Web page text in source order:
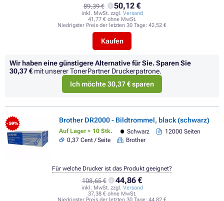
89,39 € 50,12 €
inkl. MwSt. zzgl. Versand
41,77 € ohne MwSt.
Niedrigster Preis der letzten 30 Tage: 42,52 €
Kaufen
Wir haben eine günstigere Alternative für Sie.Sparen Sie
30,37 € mit unserer TonerPartner Druckerpatrone.
Ich möchte 30,37 € sparen
- 59% Brother DR2000 - Bildtrommel, black (schwarz)
Auf Lager > 10 Stk. Schwarz
12000 Seiten
0,37 Cent / Seite
Brother
108,65 € 44,86 €
inkl. MwSt. zzgl. Versand
37,38 € ohne MwSt.
Für welche Drucker ist das Produkt geeignet?